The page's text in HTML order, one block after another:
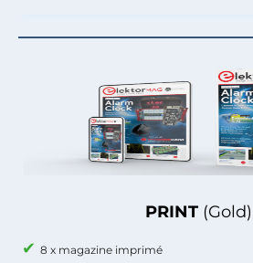
PRINT (Gold)
8 x magazine imprimé